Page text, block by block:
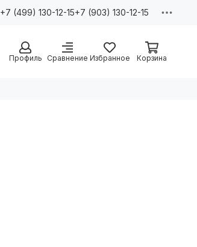
+7 (499) 130-12-15+7 (903) 130-12-15
Профиль Сравнение Избранное Корзина